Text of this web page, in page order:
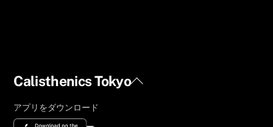
Back
Calisthenics Tokyo
アプリをダウンロード